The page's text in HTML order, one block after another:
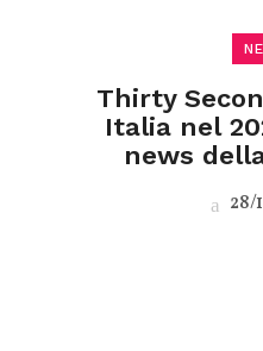
Thirty
Italia nel
news
28/